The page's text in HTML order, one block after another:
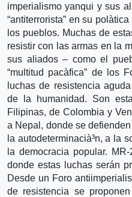
imperialismo yanqui y sus
“antiterrorista” en su
los pueblos. Muchas de
resistir con las armas en la
sus aliados – como el
“multitud pacà­fica” de los
luchas de resistencia
de la humanidad. Son
Filipinas, de Colombia y
a Nepal, donde se
la autodeterminacià³n, a la
la democracia popular.
donde estas luchas serán
Desde un Foro
de resistencia se